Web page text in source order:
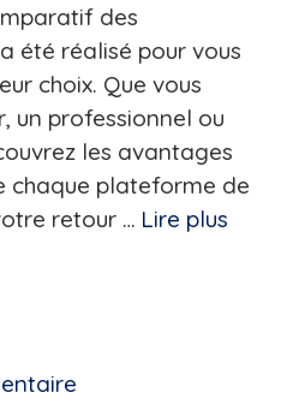
des
été réalisé pour vous
choix. Que vous
un professionnel ou
les avantages
chaque plateforme de
retour … Lire plus